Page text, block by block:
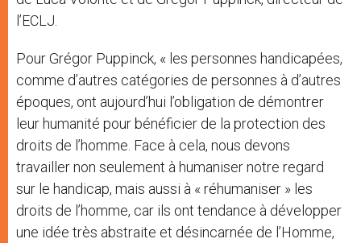
l’ECLJ.
Pour Grégor Puppinck, « les personnes handicapées,
comme d’autres catégories de personnes à d’autres
époques, ont aujourd’hui l’obligation de démontrer
leur humanité pour bénéficier de la protection des
droits de l’homme. Face à cela, nous devons
travailler non seulement à humaniser notre regard
sur le handicap, mais aussi à « réhumaniser » les
droits de l’homme, car ils ont tendance à développer
une idée très abstraite et désincarnée de l’Homme,